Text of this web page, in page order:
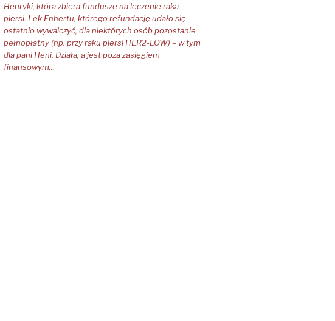
Henryki, która zbiera fundusze na leczenie raka
piersi. Lek Enhertu, którego refundację udało się
ostatnio wywalczyć, dla niektórych osób pozostanie
pełnopłatny (np. przy raku piersi HER2-LOW) – w tym
dla pani Heni. Działa, a jest poza zasięgiem
finansowym…